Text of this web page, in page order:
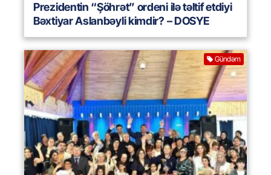
Prezidentin “Şöhrət” ordeni ilə təltif etdiyi
Bəxtiyar Aslanbəyli kimdir? – DOSYE
Gündəm